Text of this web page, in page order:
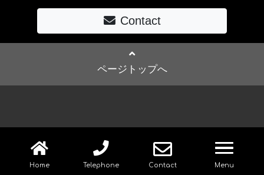
Home Telephone Contact Menu
Contact
ページトップへ